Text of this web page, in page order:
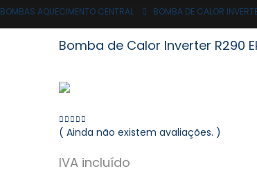
BOMBAS AQUECIMENTO CENTRAL BOMBA DE CALOR
Bomba de Calor Inverter R290
0 out of 5
( Ainda não existem avaliações. )